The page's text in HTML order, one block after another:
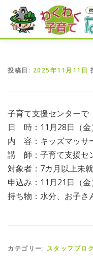
投稿日: 2025年11月11日
子育て支援センターで
日 時：11月28日（金
内 容：キッズマッサ
講 師：子育て支援セ
対象者：7カ月以上未
申込み：11月21日（
持ち物：水分、お子さ
カテゴリー: スタッフブロ